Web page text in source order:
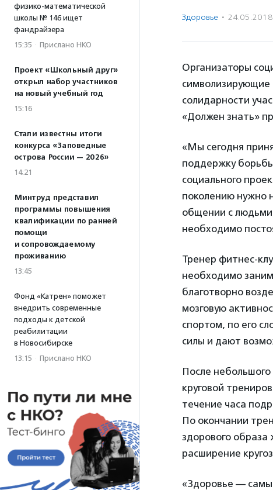
физико-математической
школы № 146 ищет
фандрайзера
15:35 · Прислано НКО
Проект «Школьный друг»
открыл набор участников
на новый учебный год
15:16
Стали известны итоги
конкурса «Заповедные
острова России — 2026»
14:21
Минтруд представил
программы повышения
квалификации по ранней
помощи
и сопровождаемому
проживанию
13:45
Фонд «Катрен» поможет
внедрить современные
подходы к детской
реабилитации
в Новосибирске
13:15 · Прислано НКО
Здоровье · 24.05.2018
Организаторы
солидарности
«Должен знать»
«Мы сегодня
поддержку
социального
поколению нужно
общении с
необходимо
Тренер фитнес-
необходимо
благотворно
мозговую
спортом, по его
силы и дают
После небольшого
круговой
течение часа
По окончании
здорового образа
расширение
«Здоровье —